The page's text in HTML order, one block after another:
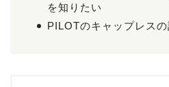
を知りたい
PILOTのキャップレス